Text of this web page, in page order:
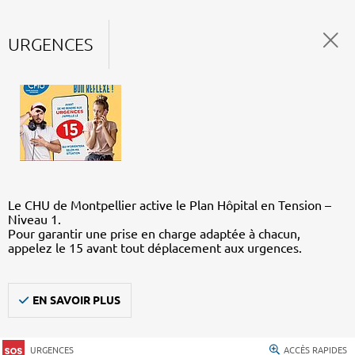
URGENCES
Le CHU de Montpellier active le Plan Hôpital en Tension –
Niveau 1.
Pour garantir une prise en charge adaptée à chacun,
appelez le 15 avant tout déplacement aux urgences.
EN SAVOIR PLUS
URGENCES ACCÈS RAPIDES